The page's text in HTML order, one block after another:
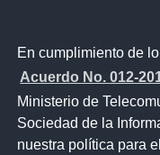
En cumplimiento de
Acuerdo No. 012-
Ministerio de
Sociedad de la
nuestra política para
Entérate